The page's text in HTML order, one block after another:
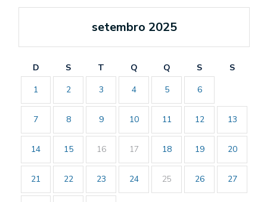
setembro 2025
D S T Q Q S
S
1
2 3 4 5 6
7 8 9 10 11 12 13
14 15 16 17 18 19 20
21 22 23 24 25 26 27